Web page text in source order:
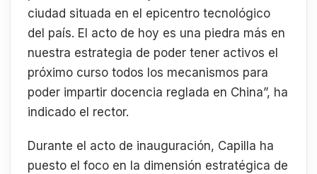
ciudad situada en el epicentro tecnológico
del país. El acto de hoy es una piedra más en
nuestra estrategia de poder tener activos el
próximo curso todos los mecanismos para
poder impartir docencia reglada en China”, ha
indicado el rector.
Durante el acto de inauguración, Capilla ha
puesto el foco en la dimensión estratégica de